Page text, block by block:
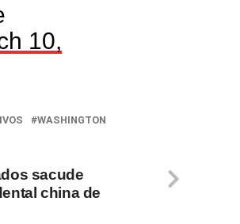
10,
WASHINGTON
sacude
china de